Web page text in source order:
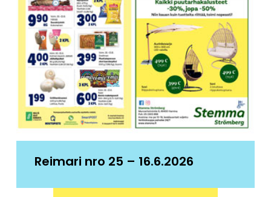
Reimari nro 25 – 16.6.2026